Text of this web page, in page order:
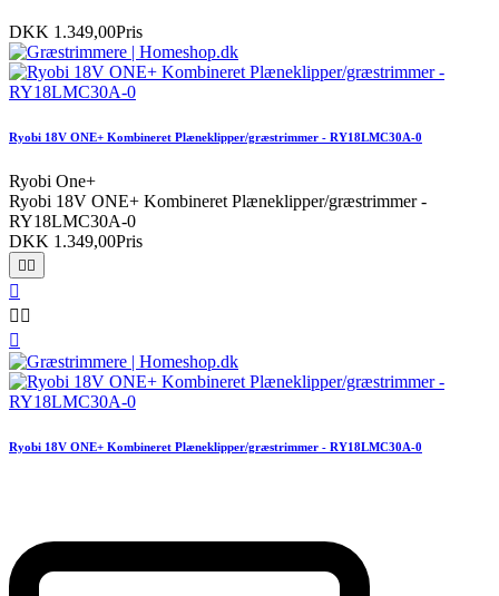
DKK 1.349,00Pris
Ryobi 18V ONE+ Kombineret Plæneklipper/græstrimmer - RY18LMC30A-0
Ryobi One+
Ryobi 18V ONE+ Kombineret Plæneklipper/græstrimmer -
RY18LMC30A-0
DKK 1.349,00Pris
 

 

Ryobi 18V ONE+ Kombineret Plæneklipper/græstrimmer - RY18LMC30A-0